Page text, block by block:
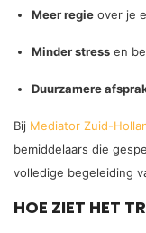
Meer regie over je
Minder stress en
Duurzamere
Bij Mediator Zuid-
bemiddelaars die
volledige begeleiding
HOE ZIET HET